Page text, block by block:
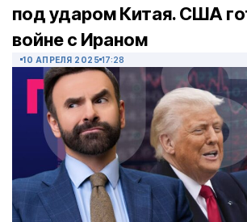
под ударом Китая. США
войне с Ираном
10 АПРЕЛЯ 2025 17:28